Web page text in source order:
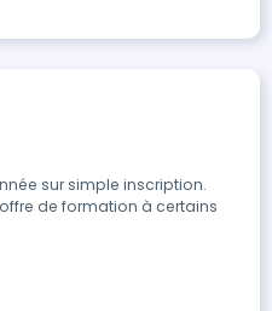
sur simple inscription.
de formation à certains